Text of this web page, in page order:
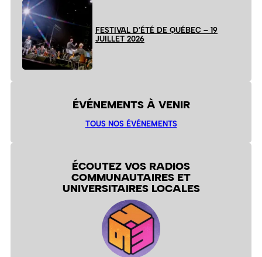
FESTIVAL D’ÉTÉ DE QUÉBEC – 19
JUILLET 2026
ÉVÉNEMENTS À VENIR
TOUS NOS ÉVÉNEMENTS
ÉCOUTEZ VOS RADIOS
COMMUNAUTAIRES ET
UNIVERSITAIRES LOCALES